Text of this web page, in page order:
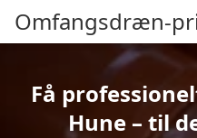
Omfangsdræn-
Få
Hune – til